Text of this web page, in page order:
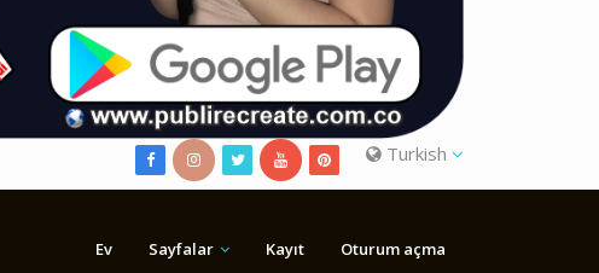
Turkish
Ev Sayfalar Kayıt Oturum açma